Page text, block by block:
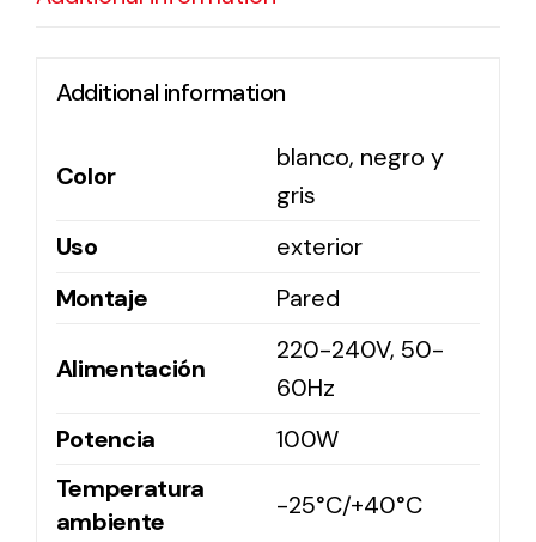
Variety of solar solutions for all kinds of needs.
Additional information
Color
blanco, negro y
gris
Uso
exterior
Montaje
Pared
Alimentación
220-240V, 50-
60Hz
Potencia
100W
Temperatura
ambiente
-25°C/+40°C